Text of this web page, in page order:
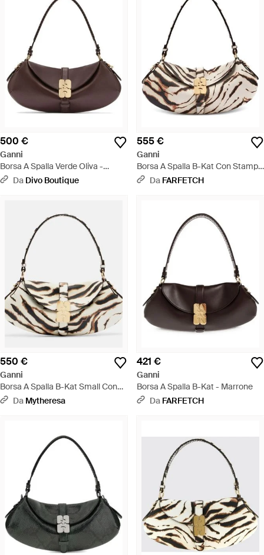
500 €
Ganni
Borsa A Spalla Verde Oliva -
Marrone
Da Divo Boutique
555 €
Ganni
Borsa A Spalla B-Kat Con Stampa
- Metallizzato
Da FARFETCH
550 €
Ganni
Borsa A Spalla B-Kat Small Con
Stampa Zebrata - Metallizzato
Da Mytheresa
421 €
Ganni
Borsa A Spalla B-Kat - Marrone
Da FARFETCH